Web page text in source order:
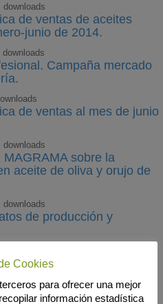
downloads
de ventas de aceites
junio de 2014.
downloads
Campaña mercado
de ventas al mes de junio
downloads
sobre la
aceite de oliva y orujo de
downloads
de producción y
Balance del primer
downloads
Cookies
para ofrecer una mejor
información estadística